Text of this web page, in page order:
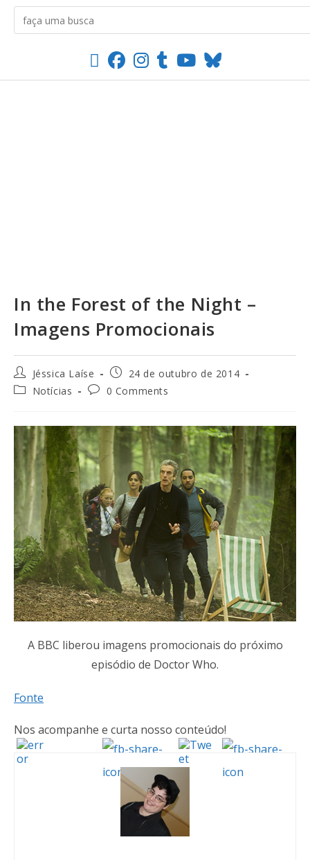
In the Forest of the Night –
Imagens Promocionais
Jéssica Laíse
24 de outubro de 2014
Notícias
0 Comments
A BBC liberou imagens promocionais do próximo
episódio de Doctor Who.
Fonte
Nos acompanhe e curta nosso conteúdo!